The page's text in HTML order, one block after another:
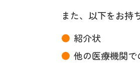
また、以下をお持
紹介状
他の医療機関で